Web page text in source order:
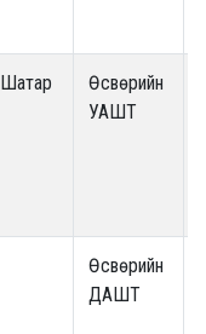
Шатар
Өсвөрийн
УАШТ
Өсвөрийн
ДАШТ